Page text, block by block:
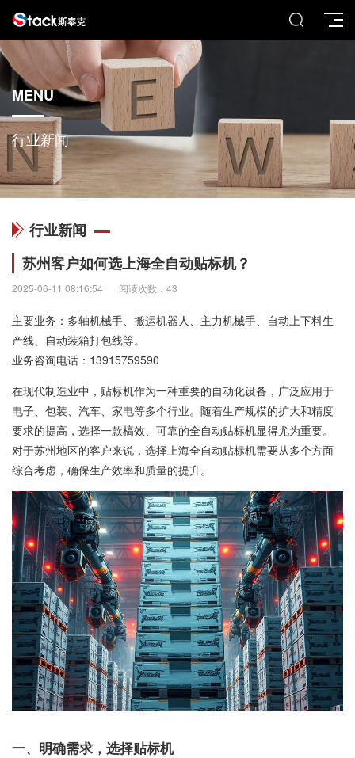
MENU
行业新闻
行业新闻
苏州客户如何选上海全自动贴标机？
2025-06-11 08:16:54 阅读次数：43
主要业务：多轴机械手、搬运机器人、主力机械手、自动上下料生
产线、自动装箱打包线等。
业务咨询电话： 13915759590
在现代制造业中，贴标机作为一种重要的自动化设备，广泛应用于
电子、包装、汽车、家电等多个行业。随着生产规模的扩大和精度
要求的提高，选择一款槁效、可靠的全自动贴标机显得尤为重要。
对于苏州地区的客户来说，选择上海全自动贴标机需要从多个方面
综合考虑，确保生产效率和质量的提升。
一、明确需求，选择贴标机